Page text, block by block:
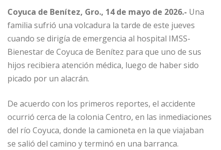
Coyuca de Benítez, Gro., 14 de mayo de 2026.- Una
familia sufrió una volcadura la tarde de este jueves
cuando se dirigía de emergencia al hospital IMSS-
Bienestar de Coyuca de Benítez para que uno de sus
hijos recibiera atención médica, luego de haber sido
picado por un alacrán.
De acuerdo con los primeros reportes, el accidente
ocurrió cerca de la colonia Centro, en las inmediaciones
del río Coyuca, donde la camioneta en la que viajaban
se salió del camino y terminó en una barranca.